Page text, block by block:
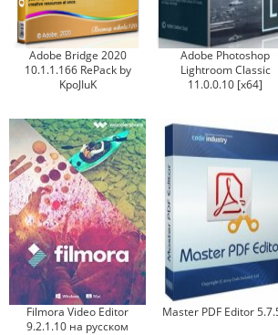
Adobe Bridge 2020
10.1.1.166 RePack by
KpoJIuK
Adobe Photoshop
Lightroom Classic
11.0.0.10 [x64]
Filmora Video Editor
9.2.1.10 на русском
Master PDF Editor